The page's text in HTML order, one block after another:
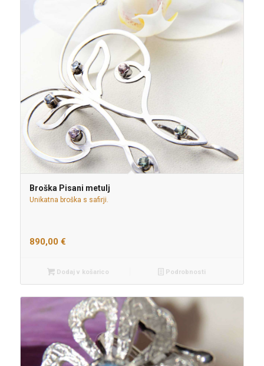
Broška Pisani metulj
Unikatna broška s safirji.
890,00 €
Dodaj v košarico Podrobnosti